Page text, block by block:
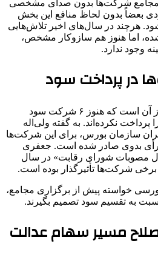
شرکت‌ها بدون صدای مشخصی
بعضاً بدون لحاظ منافع این بخش
هرچند در سال‌های اخیر تلاش‌هایی
اما هنوز هم سازوکار مشخص،
وجود ندارد.
در پرداخت سود
در همین حال، خبرها حاکی از آن است که هنوز ۶ شرکت سود
به سال مالی ۱۴۰۲ را پرداخت نکرده‌اند. به گفته ولی‌اله
سازمان بورس، برای این شرکت‌ها
رأی بدوی صادر شده است. جعفری
مصوبات شورای رقابت» در سال
شرکت‌ها تأثیرگذار بوده است.
خواسته پیش از برگزاری مجامع،
به تقسیم سود تصمیم بگیرند.
مسیر سهام عدالت